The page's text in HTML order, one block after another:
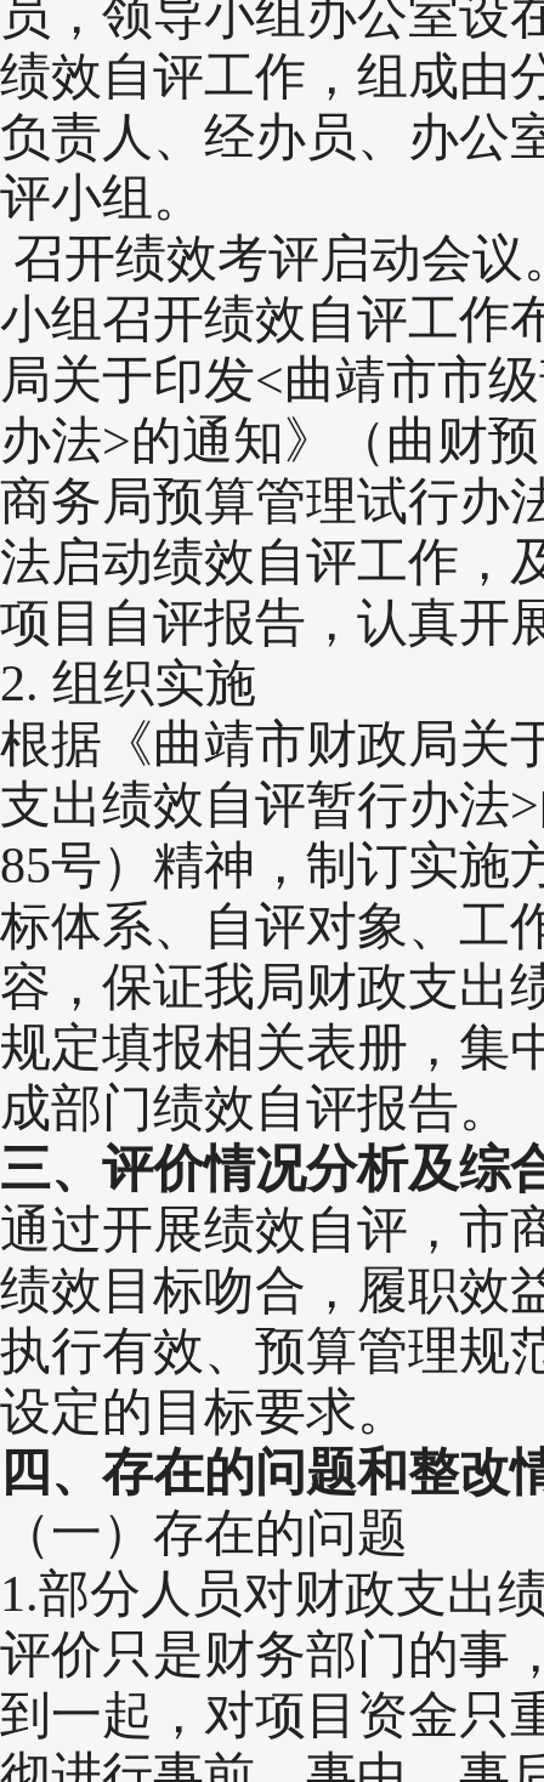
员，领导小组办公室设
绩效自评工作，组成由
负责人、经办员、办公
评小组。
召开绩效考评启动会议
小组召开绩效自评工作
局关于印发<曲靖市市
办法>的通知》（曲财
商务局预算管理试行办
法启动绩效自评工作，
项目自评报告，认真开
2. 组织实施
根据《曲靖市财政局关
支出绩效自评暂行办法
85号）精神，制订实施
标体系、自评对象、工
容，保证我局财政支出
规定填报相关表册，集
成部门绩效自评报告。
三、评价情况分析及综
通过开展绩效自评，市
绩效目标吻合，履职效
执行有效、预算管理规
设定的目标要求。
四、存在的问题和整改
（一）存在的问题
1.部分人员对财政支出
评价只是财务部门的事
到一起，对项目资金只